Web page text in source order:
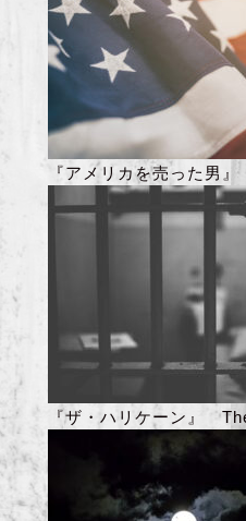
『アメリカを売った男
『ザ・ハリケーン』